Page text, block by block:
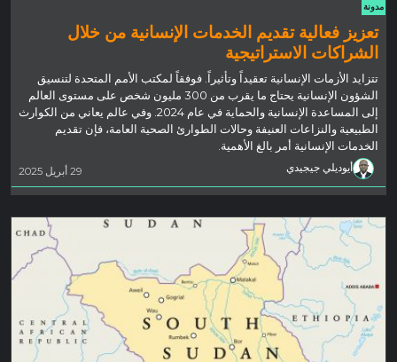
مدونة
تعزيز فعالية تقديم الخدمات الإنسانية من خلال
الشراكات الاستراتيجية
تتزايد الأزمات الإنسانية تعقيداً وتأثيراً. فوفقاً لمكتب الأمم المتحدة لتنسيق
الشؤون الإنسانية يحتاج ما يقرب من 300 مليون شخص على مستوى العالم
إلى المساعدة الإنسانية والحماية في عام 2024. وفي عالم يعاني من الكوارث
الطبيعية والنزاعات العنيفة وحالات الطوارئ الصحية العامة، فإن تقديم
الخدمات الإنسانية أمر بالغ الأهمية.
أيوديلي جيجيدي 29 أبريل 2025